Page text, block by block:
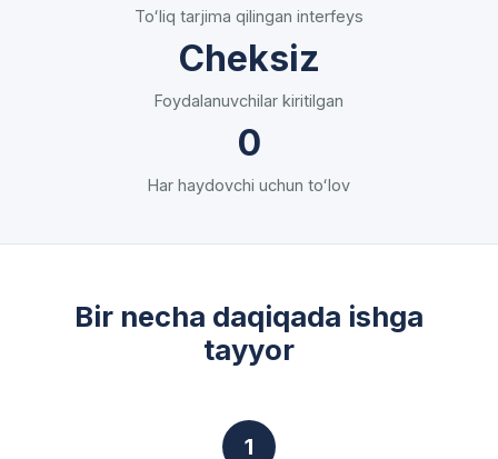
Toʻliq tarjima qilingan interfeys
Cheksiz
Foydalanuvchilar kiritilgan
0
Har haydovchi uchun toʻlov
Bir necha daqiqada ishga
tayyor
1